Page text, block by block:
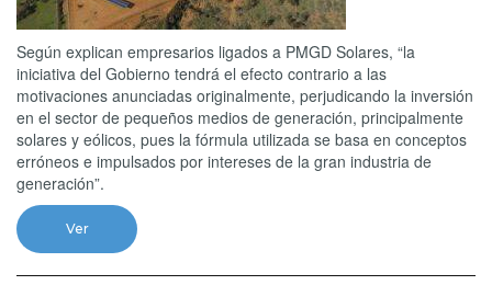
Según explican empresarios ligados a PMGD Solares, “la
iniciativa del Gobierno tendrá el efecto contrario a las
motivaciones anunciadas originalmente, perjudicando la inversión
en el sector de pequeños medios de generación, principalmente
solares y eólicos, pues la fórmula utilizada se basa en conceptos
erróneos e impulsados por intereses de la gran industria de
generación”.
Ver